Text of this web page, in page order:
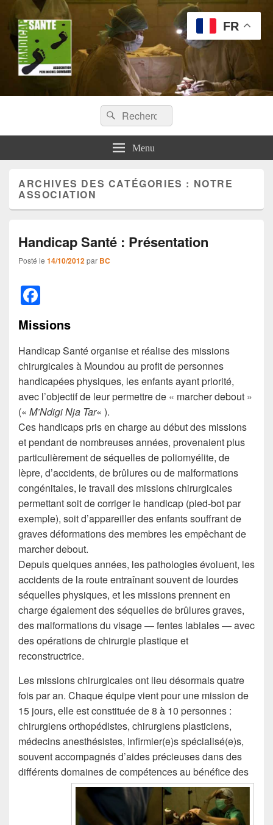
Handicap Santé
Missions chirurgicales orthopédiques au Tchad
Recherche :
Rechercher
Menu
ARCHIVES DES CATÉGORIES : NOTRE
ASSOCIATION
Handicap Santé : Présentation
Posté le 14/10/2012par BC
a
c
e
b
o
o
k
Missions
Handicap Santé organise et réalise des missions
chirurgicales à Moundou au profit de personnes
handicapées physiques, les enfants ayant priorité,
avec l’objectif de leur permettre de « marcher debout »
(« M’Ndigi Nja Tar« ).
Ces handicaps pris en charge au début des missions
et pendant de nombreuses années, provenaient plus
particulièrement de séquelles de poliomyélite, de
lèpre, d’accidents, de brûlures ou de malformations
congénitales, le travail des missions chirurgicales
permettant soit de corriger le handicap (pied-bot par
exemple), soit d’appareiller des enfants souffrant de
graves déformations des membres les empêchant de
marcher debout.
Depuis quelques années, les pathologies évoluent, les
accidents de la route entraînant souvent de lourdes
séquelles physiques, et les missions prennent en
charge également des séquelles de brûlures graves,
des malformations du visage — fentes labiales — avec
des opérations de chirurgie plastique et
reconstructrice.
Les missions chirurgicales ont lieu désormais quatre
fois par an. Chaque équipe vient pour une mission de
15 jours, elle est constituée de 8 à 10 personnes :
chirurgiens orthopédistes, chirurgiens plasticiens,
médecins anesthésistes, infirmier(e)s spécialisé(e)s,
souvent accompagnés d’aides précieuses dans des
différents domaines de compétences au bénéfice des
FR